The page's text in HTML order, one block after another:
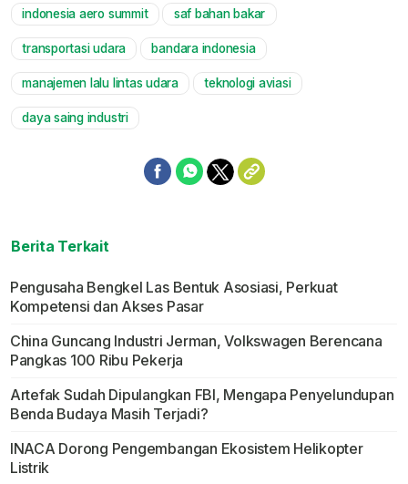
indonesia aero summit saf bahan bakar
transportasi udara bandara indonesia
manajemen lalu lintas udara teknologi aviasi
daya saing industri
Berita Terkait
Pengusaha Bengkel Las Bentuk Asosiasi, Perkuat
Kompetensi dan Akses Pasar
China Guncang Industri Jerman, Volkswagen Berencana
Pangkas 100 Ribu Pekerja
Artefak Sudah Dipulangkan FBI, Mengapa Penyelundupan
Benda Budaya Masih Terjadi?
INACA Dorong Pengembangan Ekosistem Helikopter
Listrik